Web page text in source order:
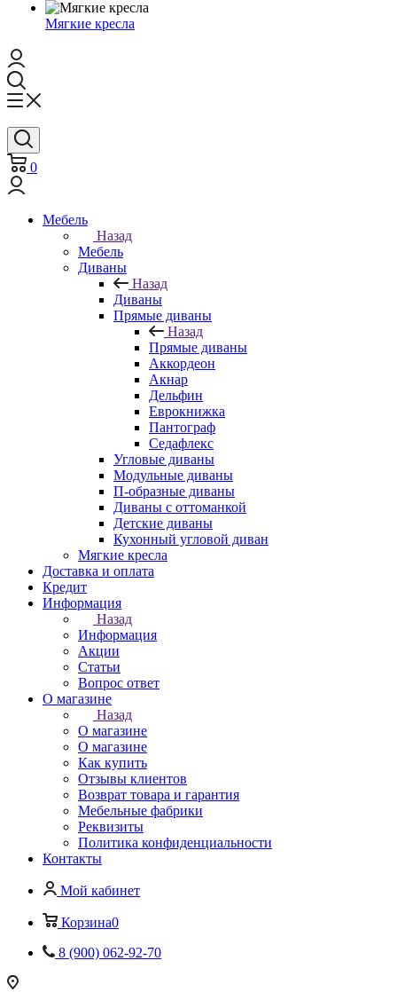
Мягкие кресла
0
Мебель
Назад
Мебель
Диваны
Назад
Диваны
Прямые диваны
Назад
Прямые диваны
Аккордеон
Акнар
Дельфин
Еврокнижка
Пантограф
Седафлекс
Угловые диваны
Модульные диваны
П-образные диваны
Диваны с оттоманкой
Детские диваны
Кухонный угловой диван
Мягкие кресла
Доставка и оплата
Кредит
Информация
Назад
Информация
Акции
Статьи
Вопрос ответ
О магазине
Назад
О магазине
О магазине
Как купить
Отзывы клиентов
Возврат товара и гарантия
Мебельные фабрики
Реквизиты
Политика конфиденциальности
Контакты
Мой кабинет
Корзина0
8 (900) 062-92-70